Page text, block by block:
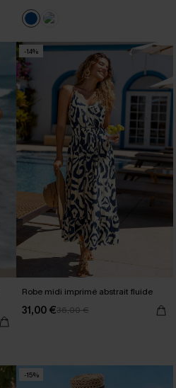
-14%
Robe midi imprimé abstrait fluide
31,00 €36,00 €
-15%